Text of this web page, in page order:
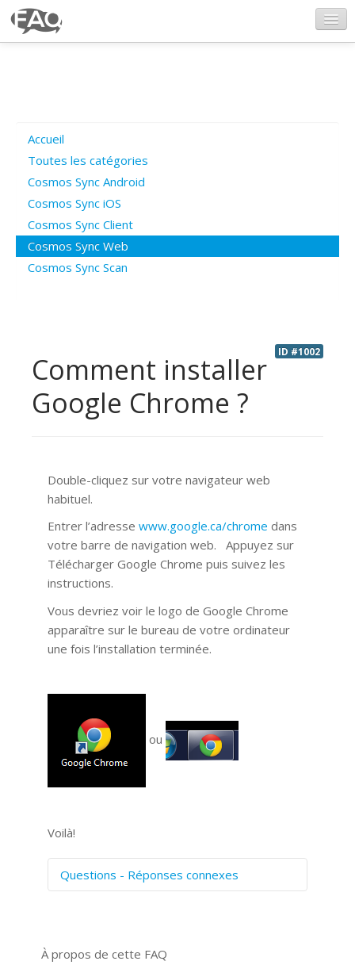
Poser une question
Questions ouvertes
Connexion
Accueil
Toutes les catégories
Cosmos Sync Android
Cosmos Sync iOS
Cosmos Sync Client
Cosmos Sync Web
Cosmos Sync Scan
ID #1002
Comment installer
Google Chrome ?
Double-cliquez sur votre navigateur web
habituel.
Entrer l’adresse www.google.ca/chrome dans
votre barre de navigation web. Appuyez sur
Télécharger Google Chrome puis suivez les
instructions.
Vous devriez voir le logo de Google Chrome
apparaître sur le bureau de votre ordinateur
une fois l’installation terminée.
ou
Voilà!
Questions - Réponses connexes
Prise de vue 360°
À propos de cette FAQ